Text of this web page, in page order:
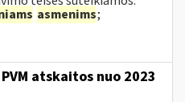
asmenims;
atskaitos nuo 2023